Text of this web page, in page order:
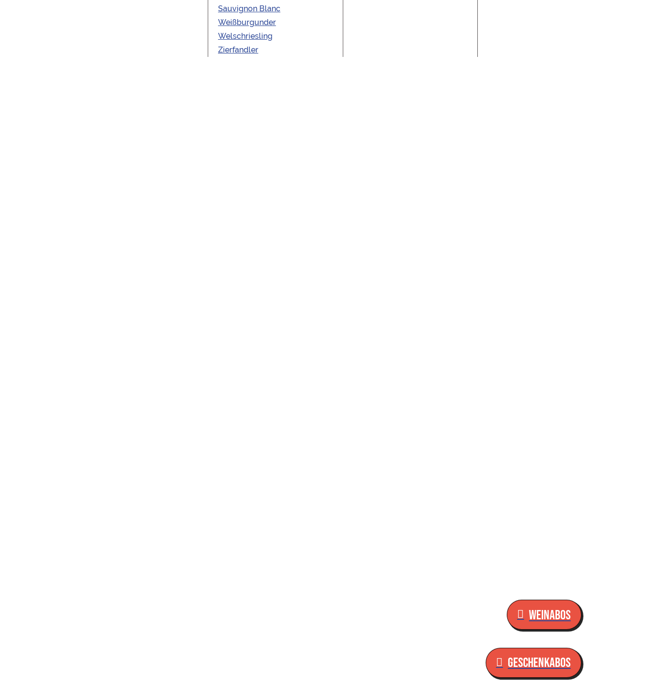
Weinabos
Geschenkabos
Sauvignon Blanc
Weißburgunder
Welschriesling
Zierfandler